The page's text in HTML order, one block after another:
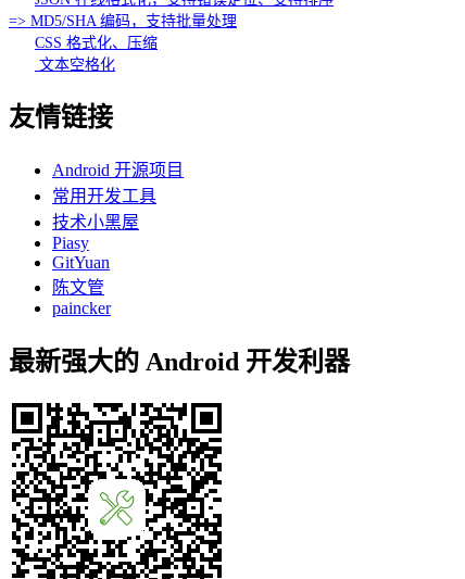
=> MD5/SHA 编码，支持批量处理
CSS 格式化、压缩
文本空格化
友情链接
Android 开源项目
常用开发工具
技术小黑屋
Piasy
GitYuan
陈文管
paincker
最新强大的 Android 开发利器